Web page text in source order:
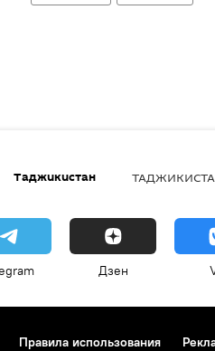
Таджикистан
Дзен
Правила использования